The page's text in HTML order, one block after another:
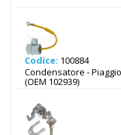
Codice: 100884
Condensatore - Piaggio
(OEM 102939)